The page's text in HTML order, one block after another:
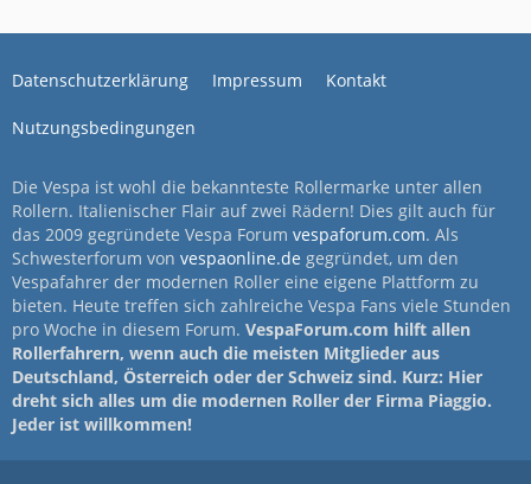
Datenschutzerklärung Impressum Kontakt
Nutzungsbedingungen
Die Vespa ist wohl die bekannteste Rollermarke unter allen
Rollern. Italienischer Flair auf zwei Rädern! Dies gilt auch für
das 2009 gegründete Vespa Forum vespaforum.com. Als
Schwesterforum von vespaonline.de gegründet, um den
Vespafahrer der modernen Roller eine eigene Plattform zu
bieten. Heute treffen sich zahlreiche Vespa Fans viele Stunden
pro Woche in diesem Forum. VespaForum.com hilft allen
Rollerfahrern, wenn auch die meisten Mitglieder aus
Deutschland, Österreich oder der Schweiz sind. Kurz: Hier
dreht sich alles um die modernen Roller der Firma Piaggio.
Jeder ist willkommen!